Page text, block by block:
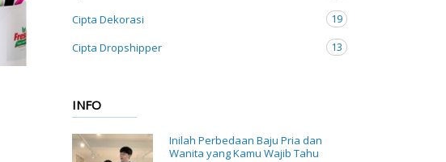
Cipta Dekorasi
19
Cipta Dropshipper
13
INFO
Inilah Perbedaan Baju Pria dan
Wanita yang Kamu Wajib Tahu